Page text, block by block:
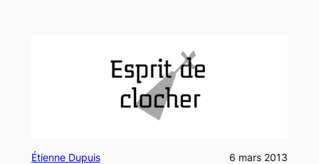
Étienne Dupuis 6 mars 2013